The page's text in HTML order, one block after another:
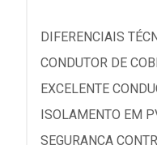
DIFERENCIAIS
CONDUTOR DE
EXCELENTE
ISOLAMENTO EM
SEGURANÇA